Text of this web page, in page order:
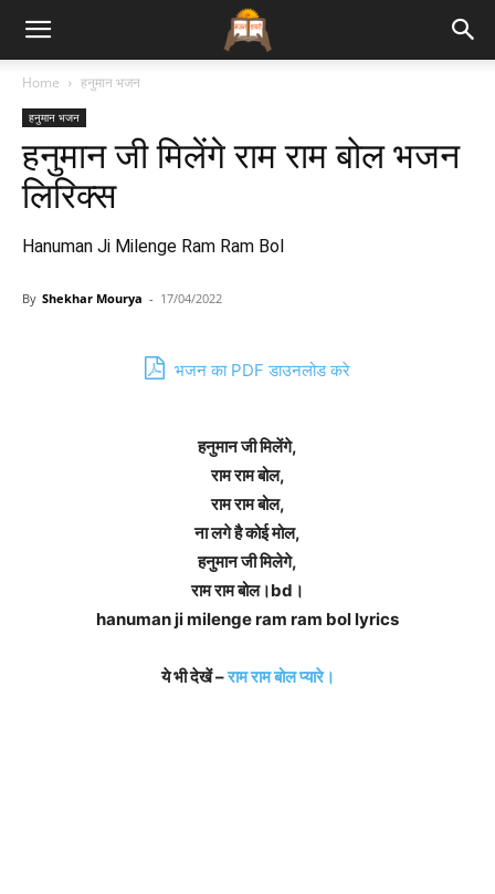
Bhajan
Lyrics
Home हनुमान भजन
हनुमान भजन
हनुमान जी मिलेंगे राम राम बोल भजन
लिरिक्स
Hanuman Ji Milenge Ram Ram Bol
By Shekhar Mourya - 17/04/2022
भजन का PDF डाउनलोड करे
हनुमान जी मिलेंगे,
राम राम बोल,
राम राम बोल,
ना लगे है कोई मोल,
हनुमान जी मिलेगे,
राम राम बोल।bd।
hanuman ji milenge ram ram bol lyrics
ये भी देखें –राम राम बोल प्यारे।